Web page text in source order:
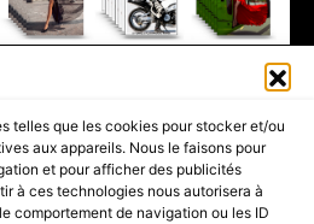
telles que les cookies pour stocker et/ou
aux appareils. Nous le faisons pour
et pour afficher des publicités
à ces technologies nous autorisera à
comportement de navigation ou les ID
GROUP.EDITOR - ADVERTISING
MEDIANE.
LUXE 35 MAGAZINES